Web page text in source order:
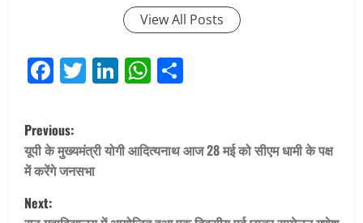
View All Posts
Facebook
Twitter
LinkedIn
WhatsApp
P
o
s
Previous:
यूपी के मुख्यमंत्री योगी आदित्यनाथ आज 28 मई को सीएम धामी के पक्ष
में करेंगे जनसभा
Next: